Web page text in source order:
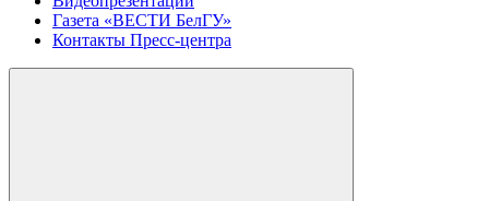
Газета «ВЕСТИ БелГУ»
Контакты Пресс-центра